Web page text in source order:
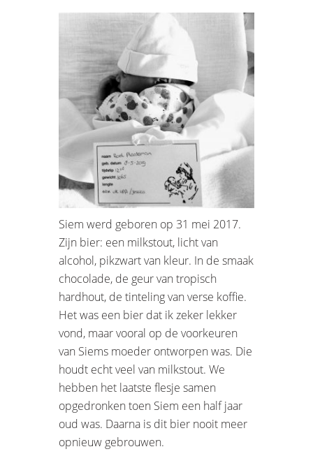
Siem werd geboren op 31 mei 2017.
Zijn bier: een milkstout, licht van
alcohol, pikzwart van kleur. In de smaak
chocolade, de geur van tropisch
hardhout, de tinteling van verse koffie.
Het was een bier dat ik zeker lekker
vond, maar vooral op de voorkeuren
van Siems moeder ontworpen was. Die
houdt echt veel van milkstout. We
hebben het laatste flesje samen
opgedronken toen Siem een half jaar
oud was. Daarna is dit bier nooit meer
opnieuw gebrouwen.